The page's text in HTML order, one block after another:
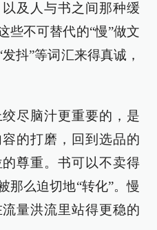
及人与书之间那种缓
些不可替代的“慢”做文
抖”等词汇来得真诚，
尽脑汁更重要的，是
的打磨，回到选品的
尊重。书可以不卖得
那么迫切地“转化”。慢
量洪流里站得更稳的